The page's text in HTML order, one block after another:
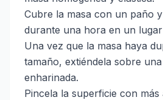
Cubre la masa con un paño
durante una hora en un
Una vez que la masa haya
tamaño, extiéndela sobre
enharinada.
Pincela la superficie con más